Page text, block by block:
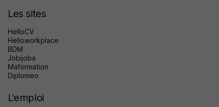
Les sites
HelloCV
Helloworkplace
BDM
Jobijoba
Maformation
Diplomeo
L'emploi